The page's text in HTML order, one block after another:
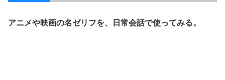
アニメや映画の名ゼリフを、日常会話で使ってみる。